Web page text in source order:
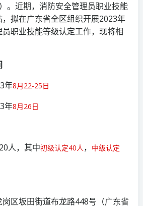
。近期，消防安全管理员职业技能
拟在广东省全区组织开展2023年
职业技能等级认定工作，现将相
年8月22-25日
年8月26日
人，其中初级认定40人， 中级认定
区坂田街道布龙路448号（广东省